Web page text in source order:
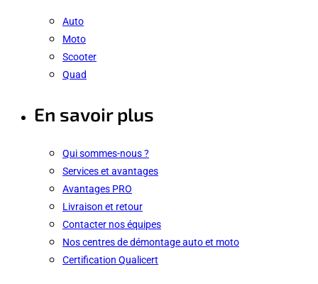
Auto
Moto
Scooter
Quad
En savoir plus
Qui sommes-nous ?
Services et avantages
Avantages PRO
Livraison et retour
Contacter nos équipes
Nos centres de démontage auto et moto
Certification Qualicert